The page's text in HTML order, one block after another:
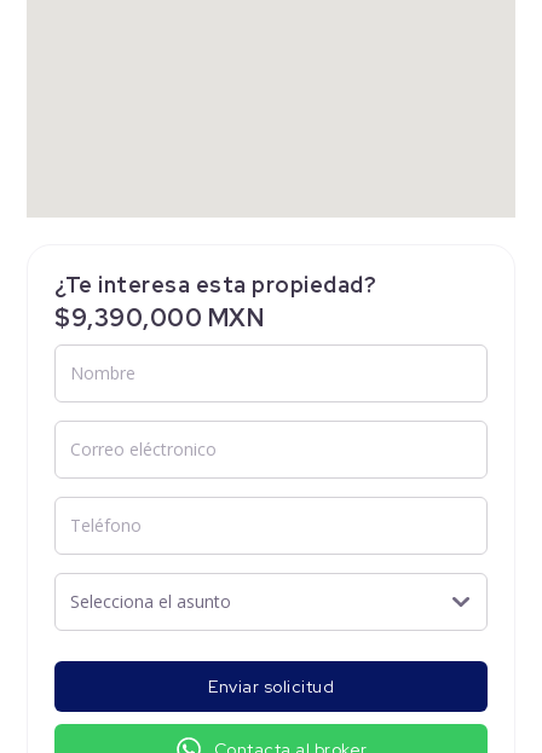
¿Te interesa esta propiedad?
$9,390,000 MXN
Enviar solicitud